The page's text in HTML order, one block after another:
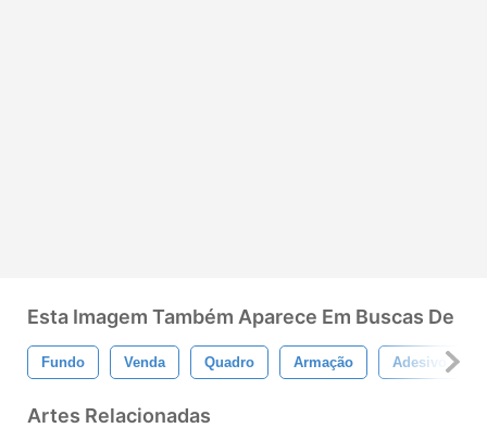
Esta Imagem Também Aparece Em Buscas De
Fundo Venda Quadro Armação Adesivo
Artes Relacionadas